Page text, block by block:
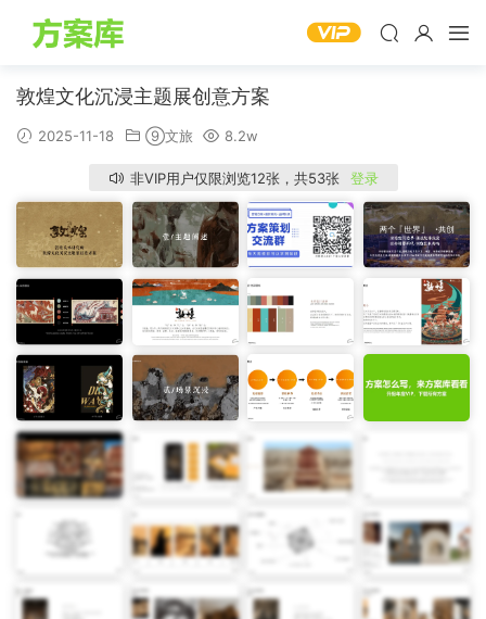
敦煌文化沉浸主题展创意方案
2025-11-18 ⑨文旅 8.2w
非VIP用户仅限浏览12张，共53张 登录